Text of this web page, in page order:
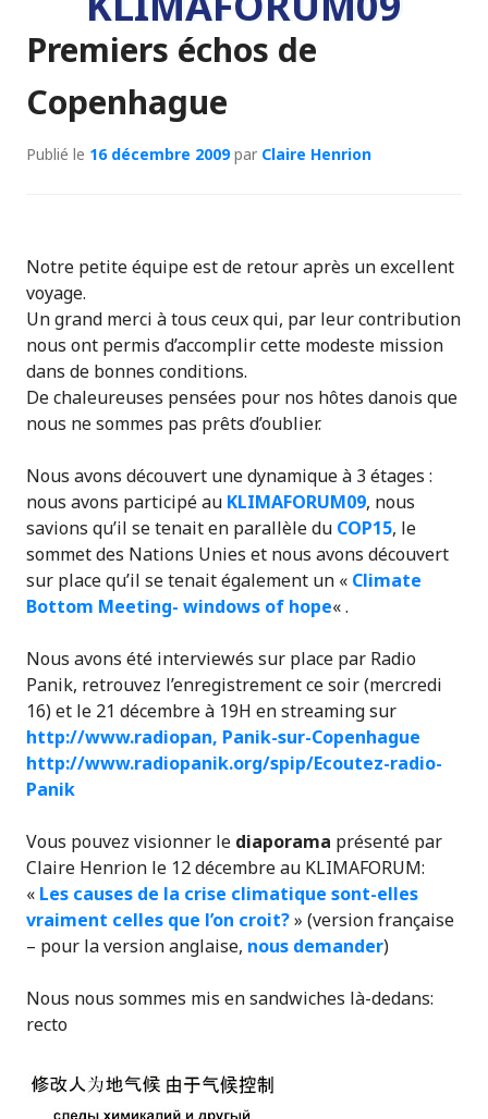
Premiers échos de
Copenhague
Publié le 16 décembre 2009par Claire Henrion
Notre petite équipe est de retour après un excellent
voyage.
Un grand merci à tous ceux qui, par leur contribution
nous ont permis d’accomplir cette modeste mission
dans de bonnes conditions.
De chaleureuses pensées pour nos hôtes danois que
nous ne sommes pas prêts d’oublier.
Nous avons découvert une dynamique à 3 étages :
nous avons participé au KLIMAFORUM09, nous
savions qu’il se tenait en parallèle du COP15, le
sommet des Nations Unies et nous avons découvert
sur place qu’il se tenait également un « Climate
Bottom Meeting- windows of hope« .
Nous avons été interviewés sur place par Radio
Panik, retrouvez l’enregistrement ce soir (mercredi
16) et le 21 décembre à 19H en streaming sur
http://www.radiopan, Panik-sur-Copenhague
http://www.radiopanik.org/spip/Ecoutez-radio-
Panik
Vous pouvez visionner le diaporama présenté par
Claire Henrion le 12 décembre au KLIMAFORUM:
« Les causes de la crise climatique sont-elles
vraiment celles que l’on croit?» (version française
– pour la version anglaise, nous demander)
Nous nous sommes mis en sandwiches là-dedans:
recto